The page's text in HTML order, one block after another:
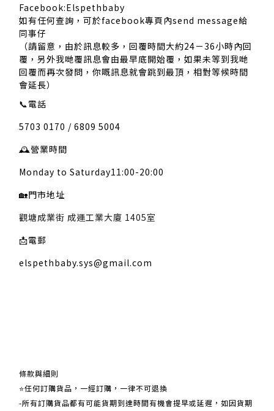
Facebook:Elspethbaby
如有任何查詢，可於facebook專頁內send message給
同事仔
（請留意，由於訊息較多，回覆時間大約24－36小時內回
覆，另外我哋覆訊息會由最早底開始覆，如果未等到我哋
回覆而再次發問，你嘅訊息就會跳到最頂，相對等候時間
會延長）
📞電話
5703 0170 / 6809 5004
🕰️營業時間
Monday to Saturday11:00-20:00
🏡門市地址
觀塘成業街 成運工業大廈 1405室
📩電郵
elspethbaby.sys@gmail.com
條款與細則
⭐任何訂購貨品，一經訂購，一律不可退換
-所有訂購貨品都有可能貨期到達時間有機會提早或延遲，如因貨期